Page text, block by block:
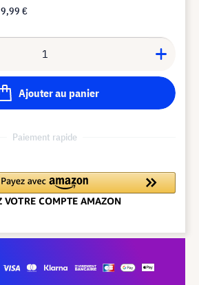
9,99 €
Ajouter au panier
Paiement rapide